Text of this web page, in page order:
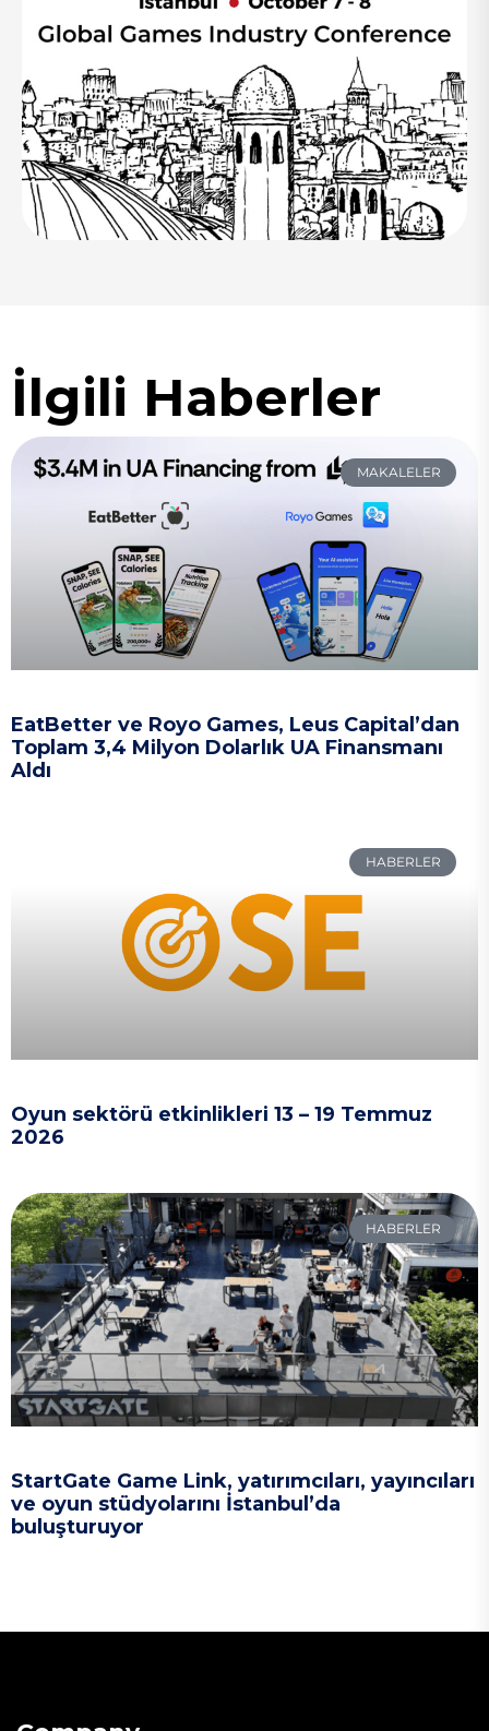
İlgili Haberler
MAKALELER
EatBetter ve Royo Games, Leus Capital’dan
Toplam 3,4 Milyon Dolarlık UA Finansmanı
Aldı
HABERLER
Oyun sektörü etkinlikleri 13 – 19 Temmuz
2026
HABERLER
StartGate Game Link, yatırımcıları, yayıncıları
ve oyun stüdyolarını İstanbul’da
buluşturuyor